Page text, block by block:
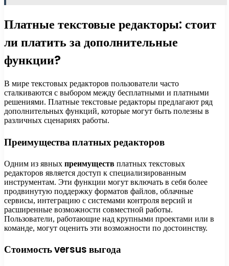
Платные текстовые редакторы: стоит
ли платить за дополнительные
функции?
В мире текстовых редакторов пользователи часто
сталкиваются с выбором между бесплатными и платными
решениями. Платные текстовые редакторы предлагают ряд
дополнительных функций, которые могут быть полезны в
различных сценариях работы.
Преимущества платных редакторов
Одним из явных преимуществ платных текстовых
редакторов является доступ к специализированным
инструментам. Эти функции могут включать в себя более
продвинутую поддержку форматов файлов, облачные
сервисы, интеграцию с системами контроля версий и
расширенные возможности совместной работы.
Пользователи, работающие над крупными проектами или в
команде, могут оценить эти возможности по достоинству.
Стоимость versus выгода